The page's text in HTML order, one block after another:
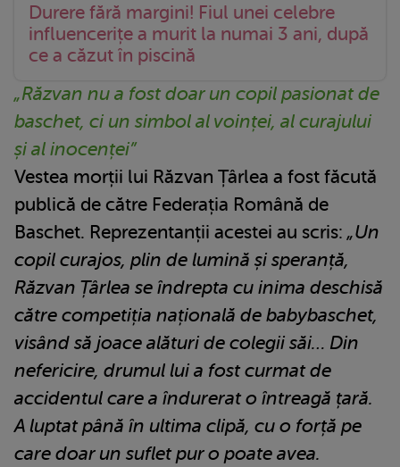
Durere fără margini! Fiul unei celebre
influencerițe a murit la numai 3 ani, după
ce a căzut în piscină
„Răzvan nu a fost doar un copil pasionat de
baschet, ci un simbol al voinței, al curajului
și al inocenței”
Vestea morții lui Răzvan Țârlea a fost făcută
publică de către Federația Română de
Baschet. Reprezentanții acestei au scris: „Un
copil curajos, plin de lumină și speranță,
Răzvan Țârlea se îndrepta cu inima deschisă
către competiția națională de babybaschet,
visând să joace alături de colegii săi… Din
nefericire, drumul lui a fost curmat de
accidentul care a îndurerat o întreagă țară.
A luptat până în ultima clipă, cu o forță pe
care doar un suflet pur o poate avea.